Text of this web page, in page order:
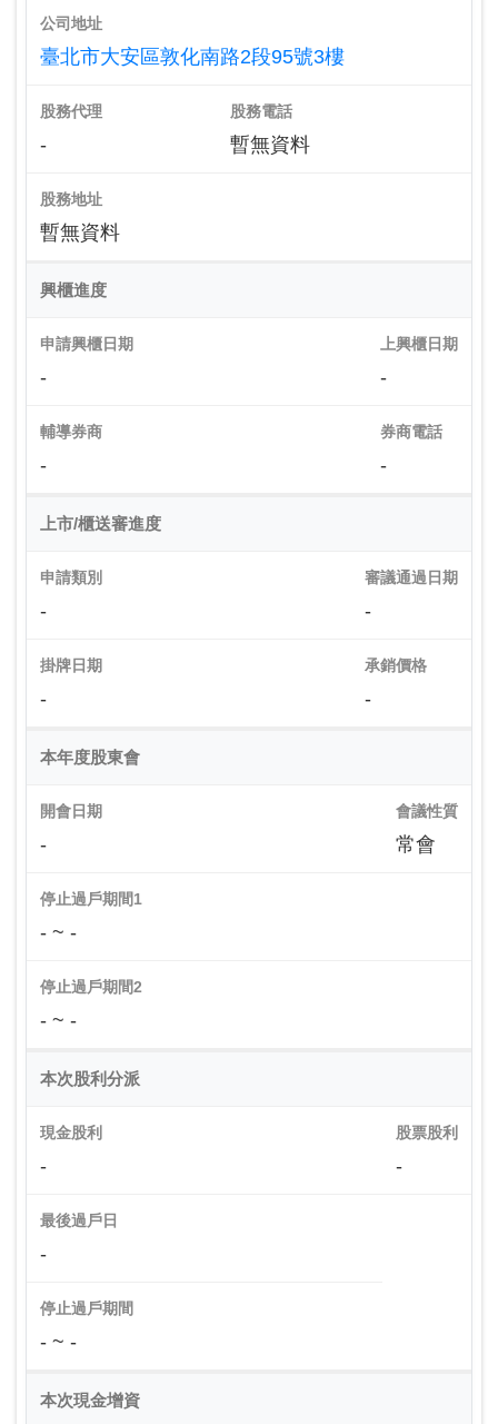
公司地址
臺北市大安區敦化南路2段95號3樓
股務代理
-
股務電話
暫無資料
股務地址
暫無資料
興櫃進度
申請興櫃日期
-
上興櫃日期
-
輔導券商
-
券商電話
-
上市/櫃送審進度
申請類別
-
審議通過日期
-
掛牌日期
-
承銷價格
-
本年度股東會
開會日期
-
會議性質
常會
停止過戶期間1
- ~ -
停止過戶期間2
- ~ -
本次股利分派
現金股利
-
股票股利
-
最後過戶日
-
停止過戶期間
- ~ -
本次現金增資